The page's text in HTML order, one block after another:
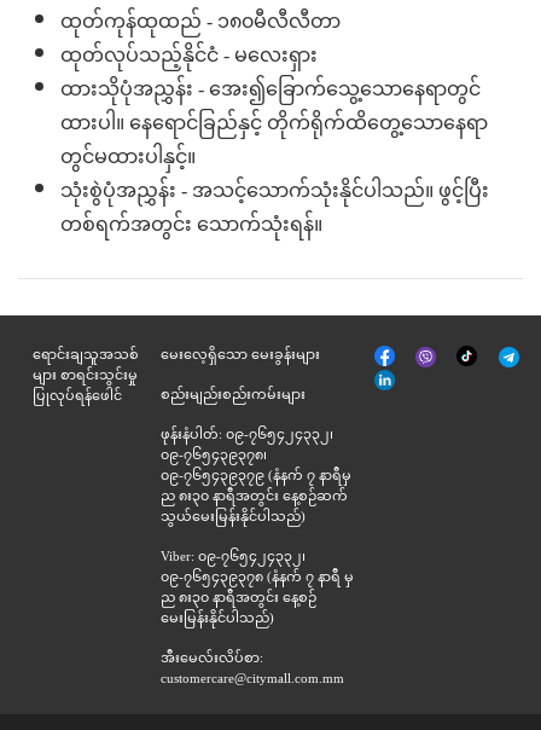
ထုတ်ကုန်ထုထည် - ၁၈၀မီလီလီတာ
ထုတ်လုပ်သည့်နိုင်ငံ - မလေးရှား
ထားသိုပုံအညွှန်း - အေး၍ခြောက်သွေ့သောနေရာတွင်
ထားပါ။ နေရောင်ခြည်နှင့် တိုက်ရိုက်ထိတွေ့သောနေရာ
တွင်မထားပါနှင့်။
သုံးစွဲပုံအညွှန်း - အသင့်သောက်သုံးနိုင်ပါသည်။ ဖွင့်ပြီး
တစ်ရက်အတွင်း သောက်သုံးရန်။
ရောင်းချသူအသစ်
များ စာရင်းသွင်းမှု
ပြုလုပ်ရန်ဖေါင်
မေးလေ့ရှိသော မေးခွန်းများ
စည်းမျည်းစည်းကမ်းများ
ဖုန်းနံပါတ်: ၀၉-၇၆၅၄၂၄၃၃၂၊
၀၉-၇၆၅၄၃၉၃၇၈၊
၀၉-၇၆၅၄၃၉၃၇၉ (နံနက် ၇ နာရီမှ
ည ၈း၃၀ နာရီအတွင်း နေ့စဉ်ဆက်
သွယ်မေးမြန်းနိုင်ပါသည်)
Viber: ၀၉-၇၆၅၄၂၄၃၃၂၊
၀၉-၇၆၅၄၃၉၃၇၈ (နံနက် ၇ နာရီ မှ
ည ၈း၃၀ နာရီအတွင်း နေ့စဉ်
မေးမြန်းနိုင်ပါသည်)
အီးမေလ်းလိပ်စာ:
customercare@citymall.com.mm
မျက်နှာစာ
အုပ်
Viber Tik
Tok
နှင့်
ဆက်စပ်